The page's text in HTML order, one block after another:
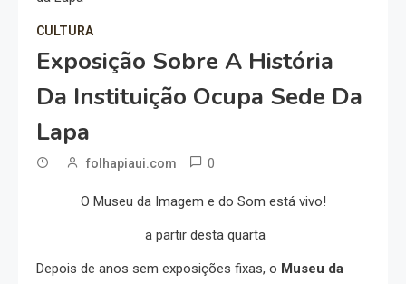
CULTURA
Exposição Sobre A História
Da Instituição Ocupa Sede Da
Lapa
folhapiaui.com 0
O Museu da Imagem e do Som está vivo!
a partir desta quarta
Depois de anos sem exposições fixas, o Museu da